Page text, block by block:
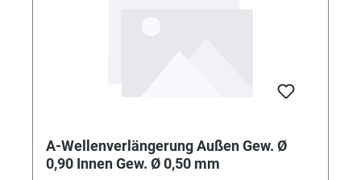
A-Wellenverlängerung Außen Gew. Ø
0,90 Innen Gew. Ø 0,50 mm